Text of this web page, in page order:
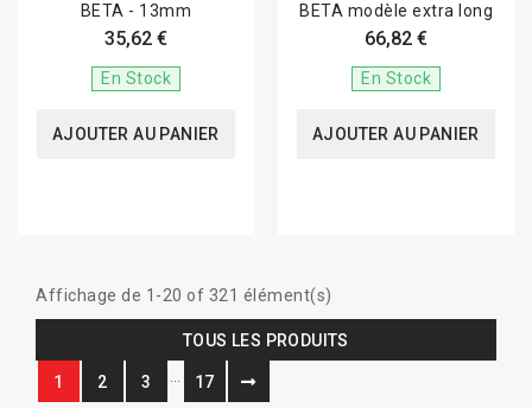
BETA - 13mm
35,62 €
En Stock
AJOUTER AU PANIER
BETA modèle extra long
66,82 €
En Stock
AJOUTER AU PANIER
Affichage de 1-20 of 321 élément(s)
TOUS LES PRODUITS
1 2 3 17